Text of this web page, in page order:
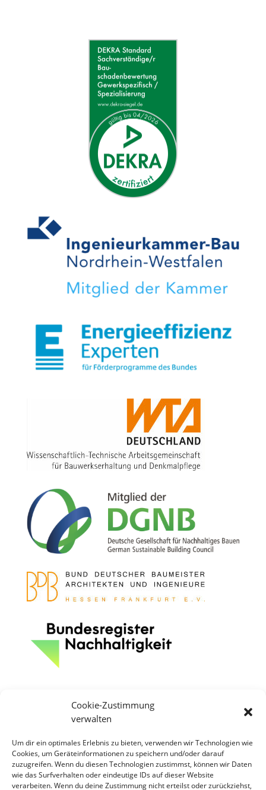
Cookie-Zustimmung
verwalten
Um dir ein optimales Erlebnis zu bieten, verwenden wir Technologien wie
Cookies, um Geräteinformationen zu speichern und/oder darauf
zuzugreifen. Wenn du diesen Technologien zustimmst, können wir Daten
wie das Surfverhalten oder eindeutige IDs auf dieser Website
verarbeiten. Wenn du deine Zustimmung nicht erteilst oder zurückziehst,